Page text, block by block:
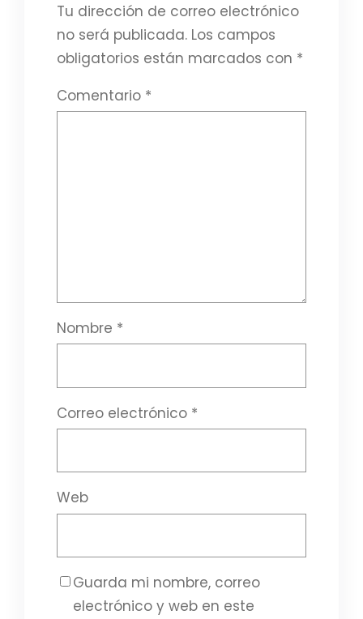
Tu dirección de correo electrónico
no será publicada. Los campos
obligatorios están marcados con *
Comentario *
Nombre *
Correo electrónico *
Web
Guarda mi nombre, correo
electrónico y web en este